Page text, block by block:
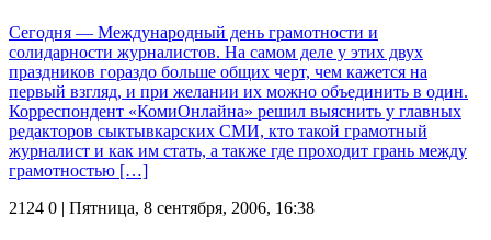
Сегодня — Международный день грамотности и
солидарности журналистов. На самом деле у этих двух
праздников гораздо больше общих черт, чем кажется на
первый взгляд, и при желании их можно объединить в один.
Корреспондент «КомиОнлайна» решил выяснить у главных
редакторов сыктывкарских СМИ, кто такой грамотный
журналист и как им стать, а также где проходит грань между
грамотностью […]
2124 0 | Пятница, 8 сентября, 2006, 16:38